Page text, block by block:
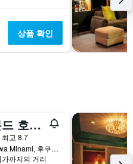
상품 확인
리치몬드 호텔 후쿠시마 에키마에
최고 8.7
1-15 Mikawa Minami, 후쿠시마, 일본
까지의 거리